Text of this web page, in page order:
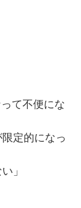
て不便にな
定的になっ
」